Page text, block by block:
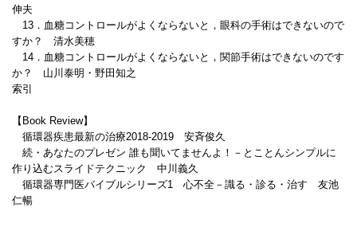
伸夫
13．血糖コントロールがよくならないと，眼科の手術はできないので
すか？ 清水美穂
14．血糖コントロールがよくならないと，関節手術はできないのです
か？ 山川泰明・野田知之
索引
【Book Review】
循環器疾患最新の治療2018-2019 安斉俊久
続・あなたのプレゼン 誰も聞いてませんよ！－とことんシンプルに
作り込むスライドテクニック 中川義久
循環器専門医バイブルシリーズ1 心不全－識る・診る・治す 友池
仁暢